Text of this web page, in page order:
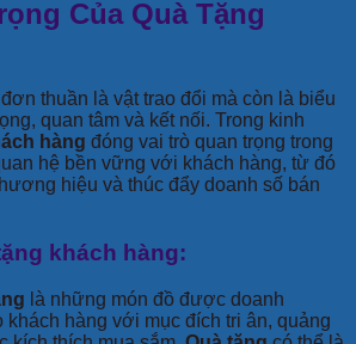
Của Quà Tặng
thuần là vật trao đổi mà còn là biểu
quan tâm và kết nối. Trong kinh
hàng đóng vai trò quan trọng trong
hệ bền vững với khách hàng, từ đó
hiệu và thúc đẩy doanh số bán
khách hàng:
là những món đồ được doanh
khách hàng với mục đích tri ân, quảng